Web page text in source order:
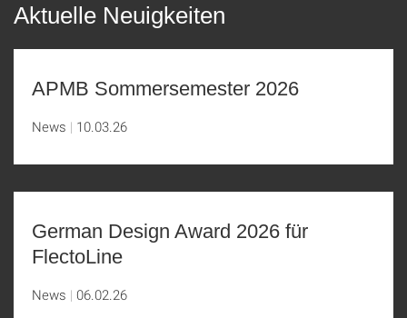
Aktuelle Neuigkeiten
APMB Sommersemester 2026
News 10.03.26
German Design Award 2026 für
FlectoLine
News 06.02.26